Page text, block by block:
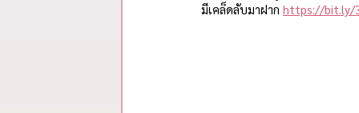
มีเคล็ดลับมาฝาก https://bit.ly/